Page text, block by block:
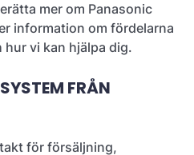
mer om Panasonic
information om fördelarna
hur vi kan hjälpa dig.
FRÅN
för försäljning,